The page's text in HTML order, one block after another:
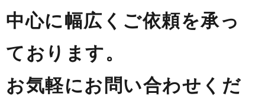
中心に幅広くご依頼を承っ
ております。
お気軽にお問い合わせくだ